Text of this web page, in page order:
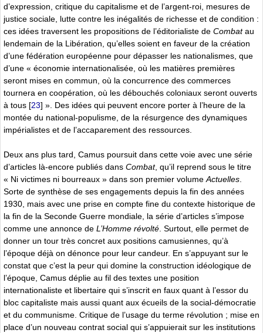
d’expression, critique du capitalisme et de l’argent-roi, mesures de
justice sociale, lutte contre les inégalités de richesse et de condition :
ces idées traversent les propositions de l’éditorialiste de Combatau
lendemain de la Libération, qu’elles soient en faveur de la création
d’une fédération européenne pour dépasser les nationalismes, que
d’une « économie internationalisée, où les matières premières
seront mises en commun, où la concurrence des commerces
tournera en coopération, où les débouchés coloniaux seront ouverts
à tous [23] ». Des idées qui peuvent encore porter à l’heure de la
montée du national-populisme, de la résurgence des dynamiques
impérialistes et de l’accaparement des ressources.
Deux ans plus tard, Camus poursuit dans cette voie avec une série
d’articles là-encore publiés dans Combat, qu’il reprend sous le titre
« Ni victimes ni bourreaux » dans son premier volumeActuelles.
Sorte de synthèse de ses engagements depuis la fin des années
1930, mais avec une prise en compte fine du contexte historique de
la fin de la Seconde Guerre mondiale, la série d’articles s’impose
comme une annonce de L’Homme révolté. Surtout, elle permet de
donner un tour très concret aux positions camusiennes, qu’à
l’époque déjà on dénonce pour leur candeur. En s’appuyant sur le
constat que c’est la peur qui domine la construction idéologique de
l’époque, Camus déplie au fil des textes une position
internationaliste et libertaire qui s’inscrit en faux quant à l’essor du
bloc capitaliste mais aussi quant aux écueils de la social-démocratie
et du communisme. Critique de l’usage du terme révolution ; mise en
place d’un nouveau contrat social qui s’appuierait sur les institutions